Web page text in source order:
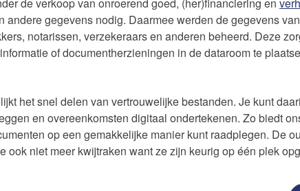
andere gegevens nodig. Daarmee werden de gegevens
notarissen, verzekeraars en anderen beheerd. Deze
of documentherzieningen in de dataroom te
het snel delen van vertrouwelijke bestanden. Je kunt
en overeenkomsten digitaal ondertekenen. Zo biedt
op een gemakkelijke manier kunt raadplegen. De
ook niet meer kwijtraken want ze zijn keurig op één plek